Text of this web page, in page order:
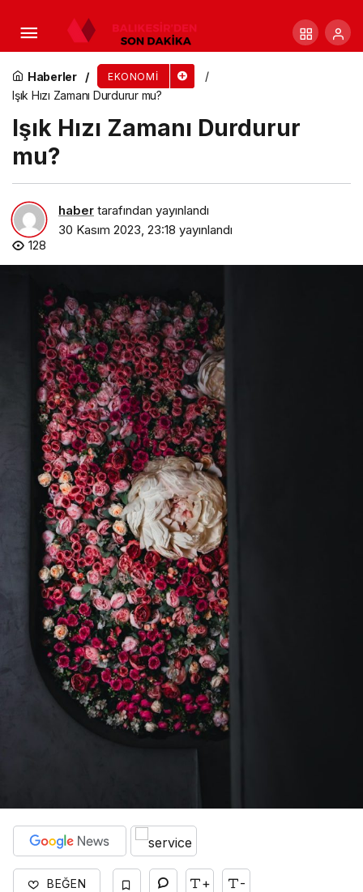
Haberler EKONOMI
Işık Hızı Zamanı Durdurur mu?
Işık Hızı Zamanı Durdurur
mu?
haber tarafından yayınlandı
30 Kasım 2023, 23:18 yayınlandı
128
BEĞEN + -
Atom Kavramı, Parçacık Fiziği ve CERN